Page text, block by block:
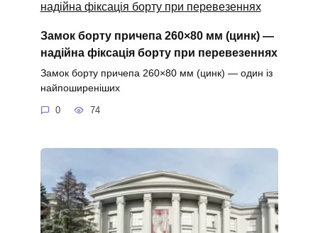
Замок борту причепа 260×80 мм (цинк) —
надійна фіксація борту при перевезеннях
Замок борту причепа 260×80 мм (цинк) — один із
найпоширеніших
0 74